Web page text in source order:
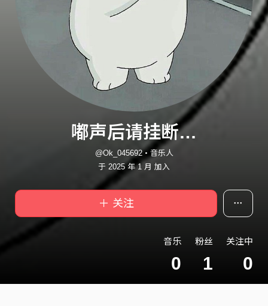
嘟声后请挂断…
@Ok_045692・音乐人
于 2025 年 1 月 加入
＋ 关注
音乐
0
粉丝
1
关注中
0